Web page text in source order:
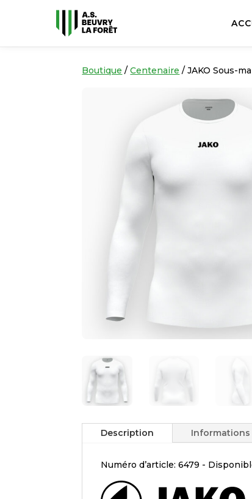
Boutique /Centenaire / JAKO Sous-
Description
Numéro d’article: 6479 -